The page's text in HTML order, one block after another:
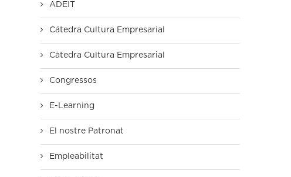
ADEIT
Cátedra Cultura Empresarial
Càtedra Cultura Empresarial
Congressos
E-Learning
El nostre Patronat
Empleabilitat